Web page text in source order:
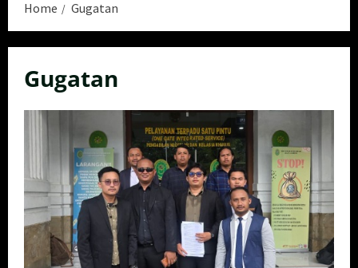
Home Gugatan
Gugatan